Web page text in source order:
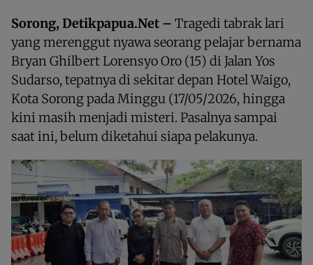
Sorong, Detikpapua.Net – Tragedi tabrak lari
yang merenggut nyawa seorang pelajar bernama
Bryan Ghilbert Lorensyo Oro (15) di Jalan Yos
Sudarso, tepatnya di sekitar depan Hotel Waigo,
Kota Sorong pada Minggu (17/05/2026, hingga
kini masih menjadi misteri. Pasalnya sampai
saat ini, belum diketahui siapa pelakunya.